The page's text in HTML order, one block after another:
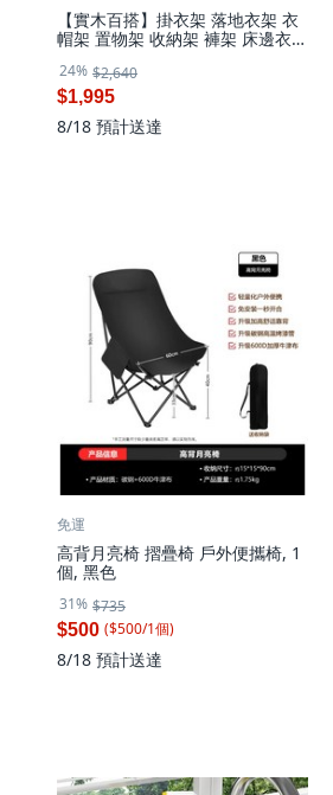
【實木百搭】掛衣架 落地衣架 衣
帽架 置物架 收納架 褲架 床邊衣架
型必備, 胡桃色 柵欄升級款
24% $2,640
$1,995
8/18 預計送達
免運
高背月亮椅 摺疊椅 戶外便攜椅, 1
個, 黑色
31% $735
$500 ($500/1個)
8/18 預計送達